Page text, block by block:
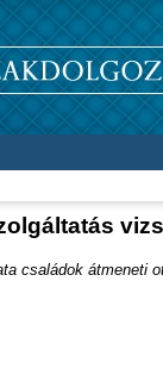
családok átmeneti